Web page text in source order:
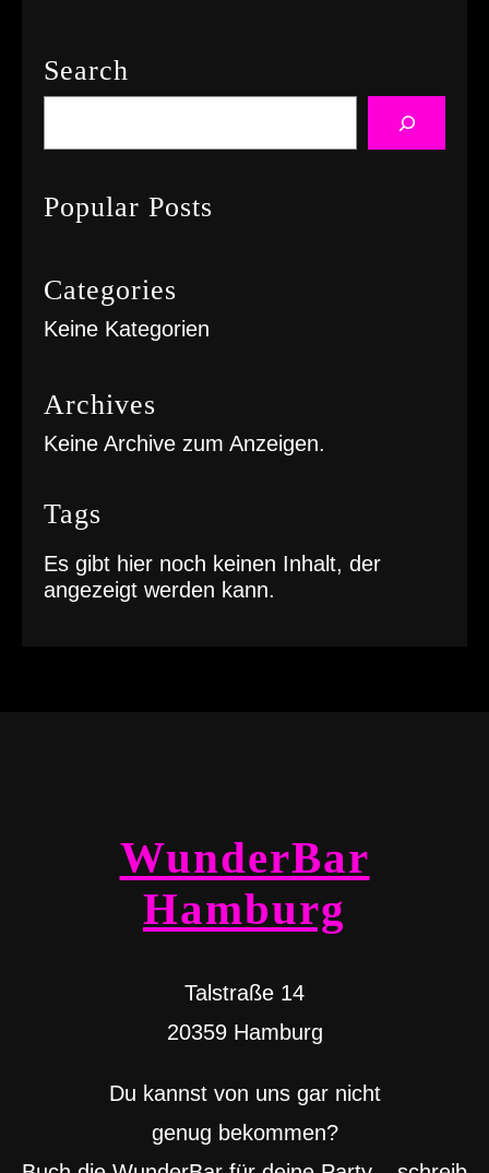
Search
c
Popular Posts
Categories
Keine Kategorien
Archives
Keine Archive zum Anzeigen.
Tags
Es gibt hier noch keinen Inhalt, der
angezeigt werden kann.
WunderBar
Hamburg
Talstraße 14
20359 Hamburg
Du kannst von uns gar nicht
genug bekommen?